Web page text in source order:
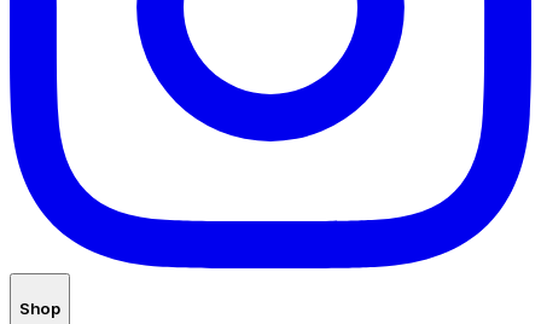
Shop